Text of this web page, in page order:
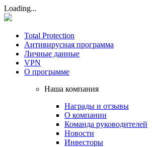
Loading...
Total Protection
Антивирусная программа
Личные данные
VPN
О программе
Наша компания
Награды и отзывы
О компании
Команда руководителей
Новости
Инвесторы